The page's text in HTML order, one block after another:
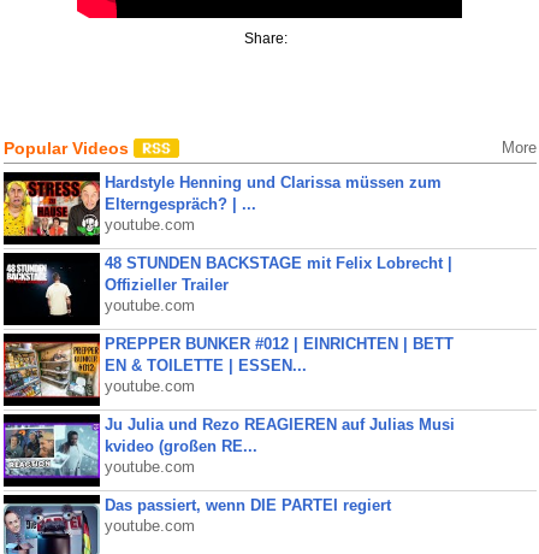
Share:
Popular Videos More
Hardstyle Henning und Clarissa müssen zum
Elterngespräch? | ...
youtube.com
48 STUNDEN BACKSTAGE mit Felix Lobrecht |
Offizieller Trailer
youtube.com
PREPPER BUNKER #012 | EINRICHTEN | BETT
EN & TOILETTE | ESSEN...
youtube.com
Ju Julia und Rezo REAGIEREN auf Julias Musi
kvideo (großen RE...
youtube.com
Das passiert, wenn DIE PARTEI regiert
youtube.com